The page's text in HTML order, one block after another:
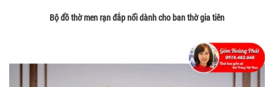
Bộ đồ thờ men rạn đắp nổi dành cho ban thờ gia tiên